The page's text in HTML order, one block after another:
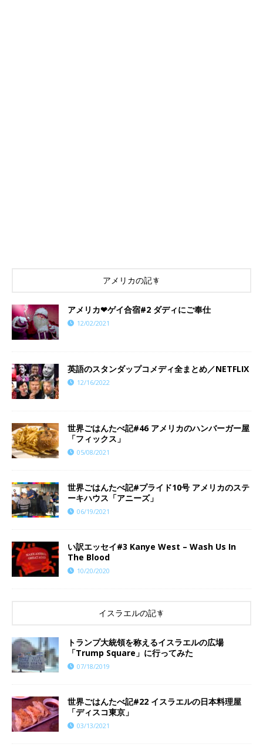
アメリカの記事
アメリカ❤︎ゲイ合宿#2 ダディにご奉仕
12/02/2021
英語のスタンダップコメディ全まとめ／NETFLIX
12/16/2022
世界ごはんたべ記#46 アメリカのハンバーガー屋
「フィックス」
05/08/2021
世界ごはんたべ記#プライド10号 アメリカのステ
ーキハウス「アニーズ」
06/19/2021
い訳エッセイ#3 Kanye West – Wash Us In
The Blood
10/20/2020
イスラエルの記事
トランプ大統領を称えるイスラエルの広場
「Trump Square」に行ってみた
07/18/2019
世界ごはんたべ記#22 イスラエルの日本料理屋
「ディスコ東京」
03/13/2021